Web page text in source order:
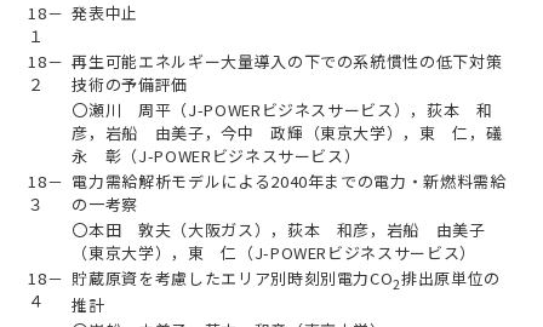
18－
１
発表中止
18－
２
再生可能エネルギー大量導入の下での系統慣性の低下対策
技術の予備評価
〇瀬川 周平（J-POWERビジネスサービス），荻本 和
彦，岩船 由美子，今中 政輝（東京大学），東 仁，礒
永 彰（J-POWERビジネスサービス）
18－
３
電力需給解析モデルによる2040年までの電力・新燃料需給
の一考察
〇本田 敦夫（大阪ガス），荻本 和彦，岩船 由美子
（東京大学），東 仁（J-POWERビジネスサービス）
18－
４
貯蔵原資を考慮したエリア別時刻別電力CO2排出原単位の
推計